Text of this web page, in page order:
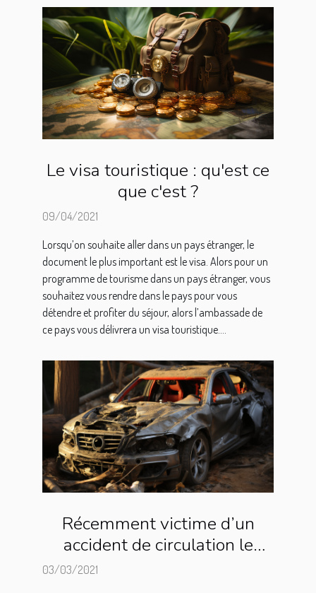
Le visa touristique : qu'est ce
que c'est ?
09/04/2021
Lorsqu’on souhaite aller dans un pays étranger, le
document le plus important est le visa. Alors pour un
programme de tourisme dans un pays étranger, vous
souhaitez vous rendre dans le pays pour vous
détendre et profiter du séjour, alors l’ambassade de
ce pays vous délivrera un visa touristique....
Récemment victime d’un
accident de circulation le
Tiger WOODS opéré avec
03/03/2021